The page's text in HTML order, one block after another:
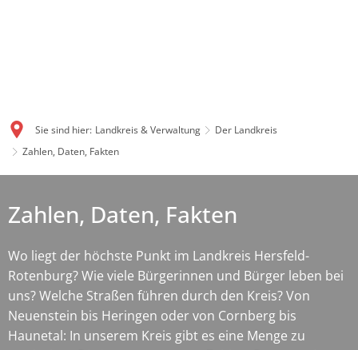
Sie sind hier: Landkreis & Verwaltung
Der Landkreis
Zahlen, Daten, Fakten
Zahlen, Daten, Fakten
Wo liegt der höchste Punkt im Landkreis Hersfeld-
Rotenburg? Wie viele Bürgerinnen und Bürger leben bei
uns? Welche Straßen führen durch den Kreis? Von
Neuenstein bis Heringen oder von Cornberg bis
Haunetal: In unserem Kreis gibt es eine Menge zu